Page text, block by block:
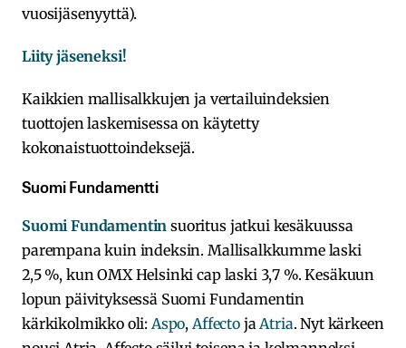
vuosijäsenyyttä).
Liity jäseneksi!
Kaikkien mallisalkkujen ja vertailuindeksien
tuottojen laskemisessa on käytetty
kokonaistuottoindeksejä.
Suomi Fundamentti
Suomi Fundamentin suoritus jatkui kesäkuussa
parempana kuin indeksin. Mallisalkkumme laski
2,5 %, kun OMX Helsinki cap laski 3,7 %. Kesäkuun
lopun päivityksessä Suomi Fundamentin
kärkikolmikko oli: Aspo,AffectojaAtria. Nyt kärkeen